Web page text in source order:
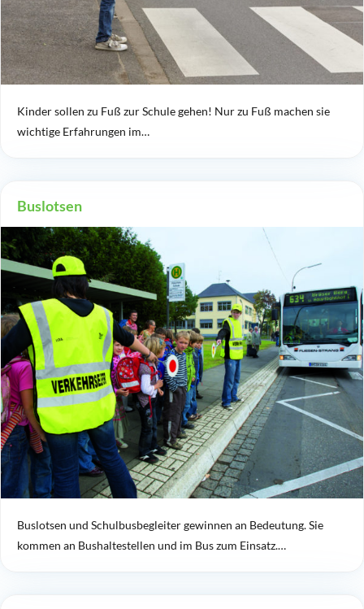
Kinder sollen zu Fuß zur Schule gehen! Nur zu Fuß machen sie
wichtige Erfahrungen im…
Buslotsen
Buslotsen und Schulbusbegleiter gewinnen an Bedeutung. Sie
kommen an Bushaltestellen und im Bus zum Einsatz.…